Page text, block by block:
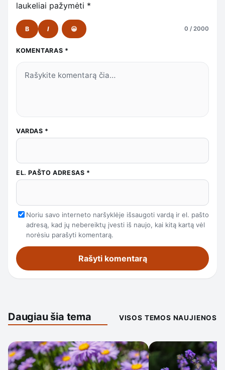
laukeliai pažymėti *
B I 😀 0 / 2000
KOMENTARAS *
VARDAS *
EL. PAŠTO ADRESAS *
Noriu savo interneto naršyklėje išsaugoti vardą ir el. pašto
adresą, kad jų nebereiktų įvesti iš naujo, kai kitą kartą vėl
norėsiu parašyti komentarą.
Daugiau šia tema VISOS TEMOS NAUJIENOS